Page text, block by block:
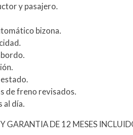
y pasajero.
bizona.
estado.
de freno revisados.
al día.
GARANTIA DE 12 MESES